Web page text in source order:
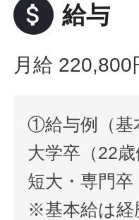
attach_money 給与
月給 220,800
①給与例（基
大学卒（22
短大・専門
※基本給は経